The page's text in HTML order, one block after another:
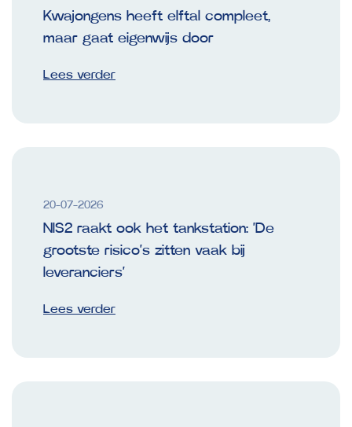
Kwajongens heeft elftal compleet,
maar gaat eigenwijs door
Lees verder
20-07-2026
NIS2 raakt ook het tankstation: ‘De
grootste risico’s zitten vaak bij
leveranciers’
Lees verder